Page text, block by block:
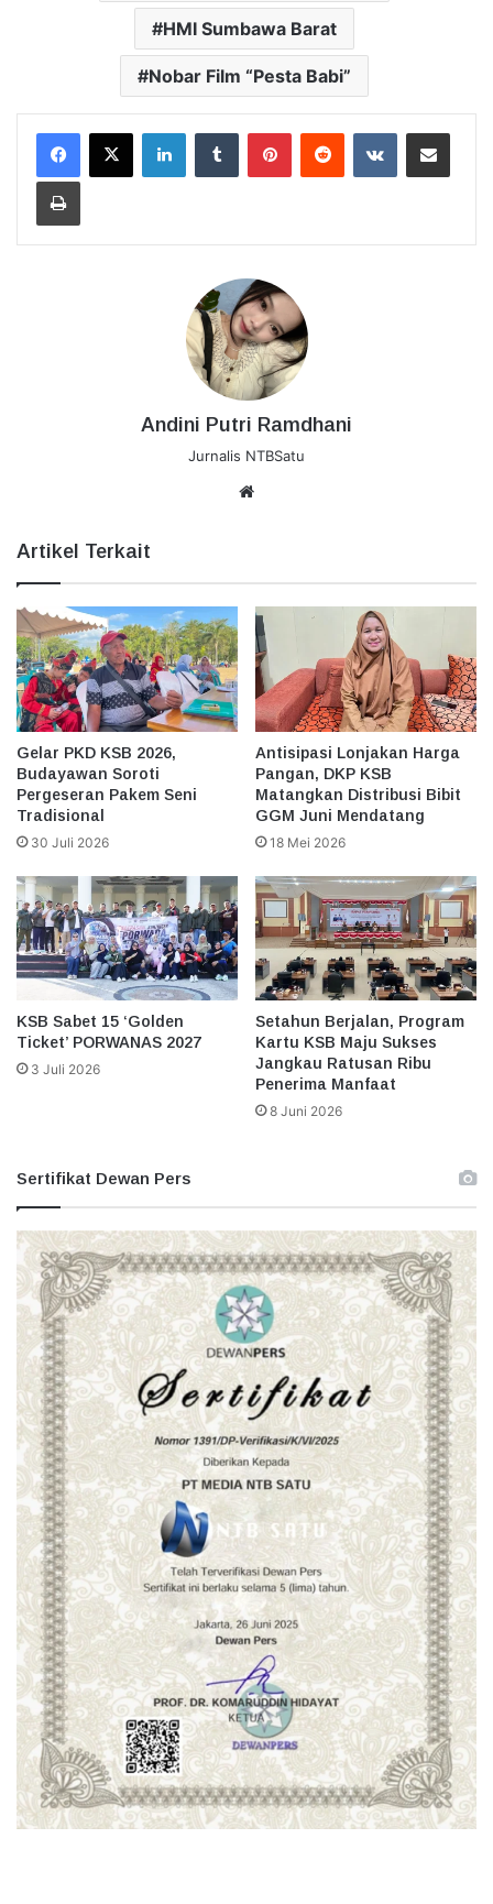
HMI Sumbawa Barat
Nobar Film “Pesta Babi”
LinkedInTumblr PinterestReddit VKontakteBagikan Lewat Email
Cetak
Andini Putri Ramdhani
Jurnalis NTBSatu
Artikel Terkait
Gelar PKD KSB 2026,
Budayawan Soroti
Pergeseran Pakem Seni
Tradisional
30 Juli 2026
Antisipasi Lonjakan Harga
Pangan, DKP KSB
Matangkan Distribusi Bibit
GGM Juni Mendatang
18 Mei 2026
KSB Sabet 15 ‘Golden
Ticket’ PORWANAS 2027
3 Juli 2026
Setahun Berjalan, Program
Kartu KSB Maju Sukses
Jangkau Ratusan Ribu
Penerima Manfaat
8 Juni 2026
Sertifikat Dewan Pers